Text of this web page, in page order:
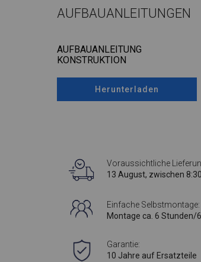
AUFBAUANLEITUNGEN
AUFBAUANLEITUNG
KONSTRUKTION
Herunterladen
Voraussichtliche
13 August, zwischen
Einfache Selbstmontage:
Montage ca. 6 Stunden/
Garantie:
10 Jahre auf Ersatzteile